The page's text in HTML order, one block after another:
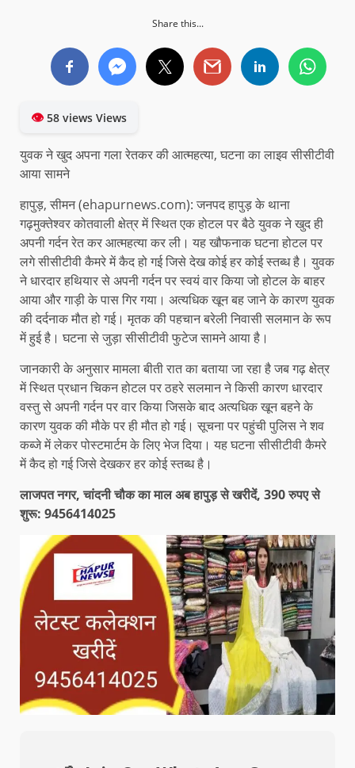
Share this...
👁58 views Views
युवक ने खुद अपना गला रेतकर की आत्महत्या, घटना का लाइव सीसीटीवी
आया सामने
हापुड़, सीमन (ehapurnews.com): जनपद हापुड़ के थाना
गढ़मुक्तेश्वर कोतवाली क्षेत्र में स्थित एक होटल पर बैठे युवक ने खुद ही
अपनी गर्दन रेत कर आत्महत्या कर ली। यह खौफनाक घटना होटल पर
लगे सीसीटीवी कैमरे में कैद हो गई जिसे देख कोई हर कोई स्तब्ध है। युवक
ने धारदार हथियार से अपनी गर्दन पर स्वयं वार किया जो होटल के बाहर
आया और गाड़ी के पास गिर गया। अत्यधिक खून बह जाने के कारण युवक
की दर्दनाक मौत हो गई। मृतक की पहचान बरेली निवासी सलमान के रूप
में हुई है। घटना से जुड़ा सीसीटीवी फुटेज सामने आया है।
जानकारी के अनुसार मामला बीती रात का बताया जा रहा है जब गढ़ क्षेत्र
में स्थित प्रधान चिकन होटल पर ठहरे सलमान ने किसी कारण धारदार
वस्तु से अपनी गर्दन पर वार किया जिसके बाद अत्यधिक खून बहने के
कारण युवक की मौके पर ही मौत हो गई। सूचना पर पहुंची पुलिस ने शव
कब्जे में लेकर पोस्टमार्टम के लिए भेज दिया। यह घटना सीसीटीवी कैमरे
में कैद हो गई जिसे देखकर हर कोई स्तब्ध है।
लाजपत नगर, चांदनी चौक का माल अब हापुड़ से खरीदें, 390 रुपए से
शुरू: 9456414025